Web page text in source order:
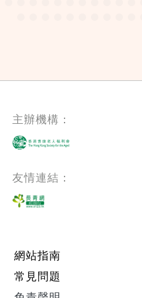
主辦機構：
友情連結：
Footer menu
網站指南
常見問題